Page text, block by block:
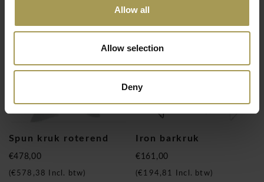
Allow all
Allow selection
Deny
Spun kruk roterend
€478,00
(€578,38 Incl. btw)
Iron barkruk
€161,00
(€194,81 Incl. btw)